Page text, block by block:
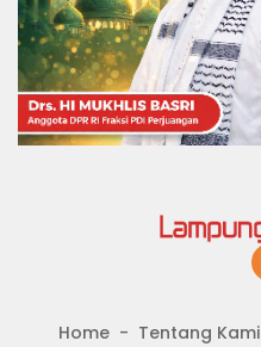
Home Tentang Kami